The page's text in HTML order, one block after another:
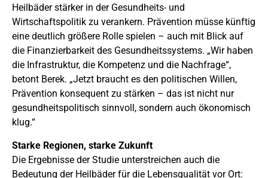
Heilbäder stärker in der Gesundheits- und
Wirtschaftspolitik zu verankern. Prävention müsse künftig
eine deutlich größere Rolle spielen – auch mit Blick auf
die Finanzierbarkeit des Gesundheitssystems. „Wir haben
die Infrastruktur, die Kompetenz und die Nachfrage“,
betont Berek. „Jetzt braucht es den politischen Willen,
Prävention konsequent zu stärken – das ist nicht nur
gesundheitspolitisch sinnvoll, sondern auch ökonomisch
klug.“
Starke Regionen, starke Zukunft
Die Ergebnisse der Studie unterstreichen auch die
Bedeutung der Heilbäder für die Lebensqualität vor Ort: